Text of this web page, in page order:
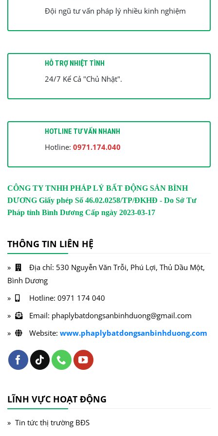
Đội ngũ tư vấn pháp lý nhiều kinh nghiệm
HỖ TRỢ NHIỆT TÌNH
24/7 Kể Cả "Chủ Nhật".
HOTLINE TƯ VẤN NHANH
Hotline: 0971.174.040
CÔNG TY TNHH PHÁP LÝ BẤT ĐỘNG SẢN BÌNH
DƯƠNG Giấy phép Số 46.02.0258/TP/ĐKHĐ - Do Sở Tư
Pháp tỉnh Bình Dương Cấp ngày 2023-03-17
THÔNG TIN LIÊN HỆ
Địa chỉ: 530 Nguyễn Văn Trỗi, Phú Lợi, Thủ Dầu Một,
Bình Dương
Hotline: 0971 174 040
Email: phaplybatdongsanbinhduong@gmail.com
Website: www.phaplybatdongsanbinhduong.com
LĨNH VỰC HOẠT ĐỘNG
Tin tức thị trường BĐS